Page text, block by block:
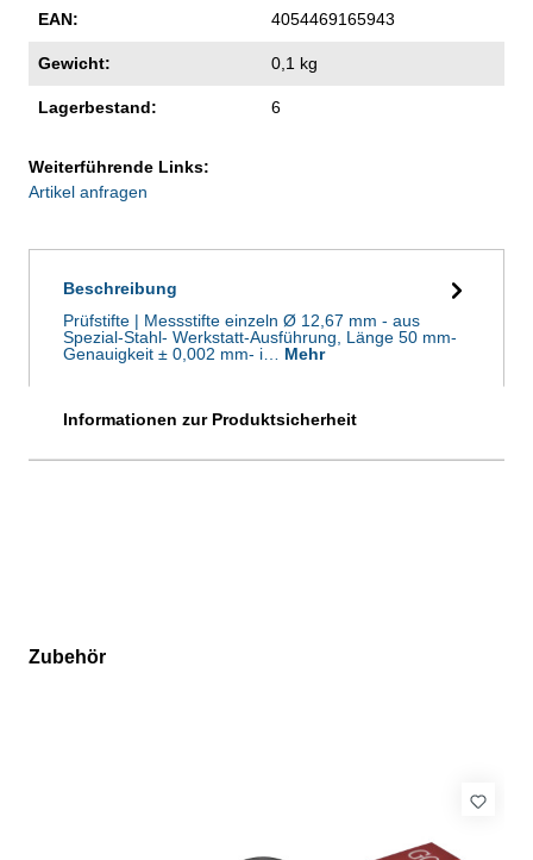
EAN: 4054469165943
Gewicht: 0,1 kg
Lagerbestand: 6
Weiterführende Links:
Artikel anfragen
Beschreibung
Prüfstifte | Messstifte einzeln Ø 12,67 mm - aus
Spezial-Stahl- Werkstatt-Ausführung, Länge 50 mm-
Genauigkeit ± 0,002 mm- i… Mehr
Informationen zur Produktsicherheit
Produktgalerie überspringen
Zubehör